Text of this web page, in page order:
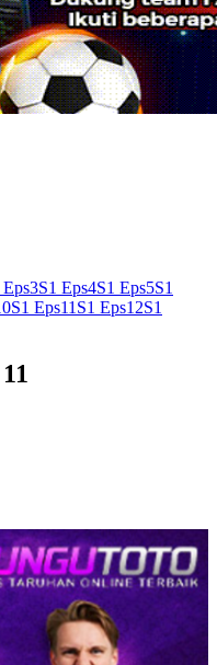
Eps3S1 Eps4S1 Eps5S1
S1 Eps11 S1 Eps12S1